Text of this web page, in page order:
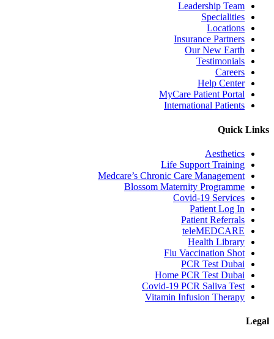
Leadership Team
Specialities
Locations
Insurance Partners
Our New Earth
Testimonials
Careers
Help Center
MyCare Patient Portal
International Patients
Quick Links
Aesthetics
Life Support Training
Medcare’s Chronic Care Management
Blossom Maternity Programme
Covid-19 Services
Patient Log In
Patient Referrals
teleMEDCARE
Health Library
Flu Vaccination Shot
PCR Test Dubai
Home PCR Test Dubai
Covid-19 PCR Saliva Test
Vitamin Infusion Therapy
Legal